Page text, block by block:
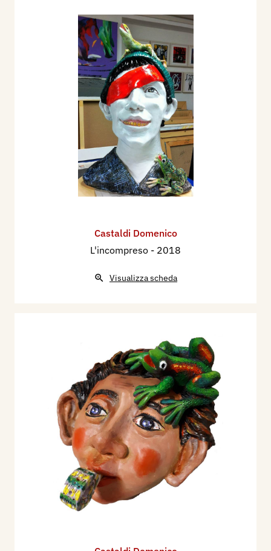
Castaldi Domenico
L'incompreso - 2018
Visualizza scheda